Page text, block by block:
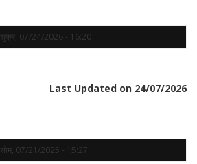
शुक्र, 07/24/2026 - 16:20
Last Updated on 24/07/2026
सोम, 07/21/2025 - 15:27